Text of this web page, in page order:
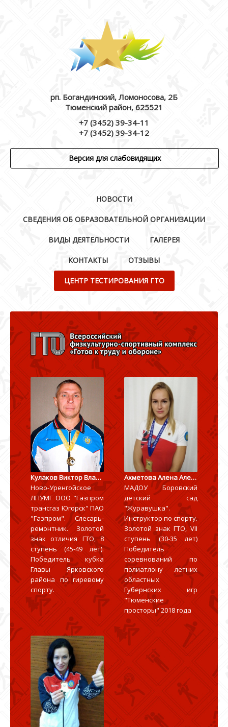
рп. Богандинский, Ломоносова, 2Б
Тюменский район, 625521
+7 (3452) 39-34-11
+7 (3452) 39-34-12
Версия для слабовидящих
НОВОСТИ
СВЕДЕНИЯ ОБ ОБРАЗОВАТЕЛЬНОЙ ОРГАНИЗАЦИИ
ВИДЫ ДЕЯТЕЛЬНОСТИ ГАЛЕРЕЯ
КОНТАКТЫ ОТЗЫВЫ
ЦЕНТР ТЕСТИРОВАНИЯ ГТО
Кулаков Виктор Владимирович
Ново-Уренгойское
ЛПУМГ ООО "Газпром
трансгаз Югорск" ПАО
"Газпром". Слесарь-
ремонтник. Золотой
знак отличия ГТО, 8
ступень (45-49 лет).
Победитель кубка
Главы Ярковского
района по гиревому
спорту.
Ахметова Алена Александровна
МАДОУ Боровский
детский сад
"Журавушка".
Инструктор по спорту.
Золотой знак ГТО, VII
ступень (30-35 лет)
Победитель
соревнований по
полиатлону летних
областных
Губернских игр
"Тюменские
просторы" 2018 года